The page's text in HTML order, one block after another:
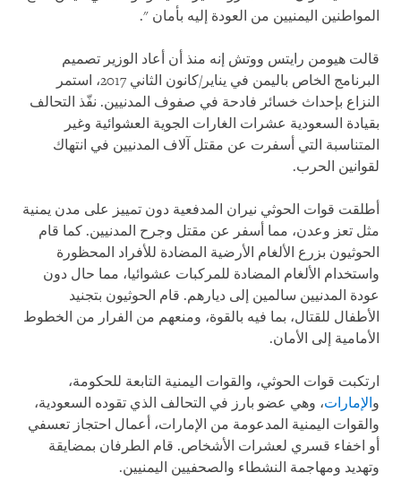
المواطنين اليمنيين من العودة إليه بأمان ".
قالت هيومن رايتس ووتش إنه منذ أن أعاد الوزير تصميم
البرنامج الخاص باليمن في يناير/كانون الثاني 2017، استمر
النزاع بإحداث خسائر فادحة في صفوف المدنيين. نفّذ التحالف
بقيادة السعودية عشرات الغارات الجوية العشوائية وغير
المتناسبة التي أسفرت عن مقتل آلاف المدنيين في انتهاك
لقوانين الحرب.
أطلقت قوات الحوثي نيران المدفعية دون تمييز على مدن يمنية
مثل تعز وعدن، مما أسفر عن مقتل وجرح المدنيين. كما قام
الحوثيون بزرع الألغام الأرضية المضادة للأفراد المحظورة
واستخدام الألغام المضادة للمركبات عشوائيا، مما حال دون
عودة المدنيين سالمين إلى ديارهم. قام الحوثيون بتجنيد
الأطفال للقتال، بما فيه بالقوة، ومنعهم من الفرار من الخطوط
الأمامية إلى الأمان.
ارتكبت قوات الحوثي، والقوات اليمنية التابعة للحكومة،
و الإمارات، وهي عضو بارز في التحالف الذي تقوده السعودية،
والقوات اليمنية المدعومة من الإمارات، أعمال احتجاز تعسفي
أو اخفاء قسري لعشرات الأشخاص. قام الطرفان بمضايقة
وتهديد ومهاجمة النشطاء والصحفيين اليمنيين.